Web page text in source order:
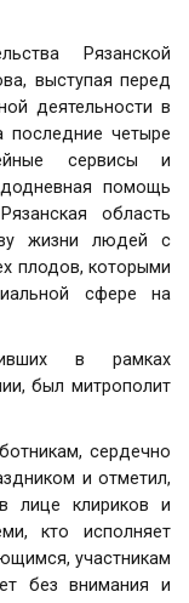
Рязанской
выступая перед
деятельности в
последние четыре
сервисы и
помощь
область
жизни людей с
плодов, которыми
сфере на
в рамках
был митрополит
сердечно
и отметил,
лице клириков и
кто исполняет
участникам
без внимания и